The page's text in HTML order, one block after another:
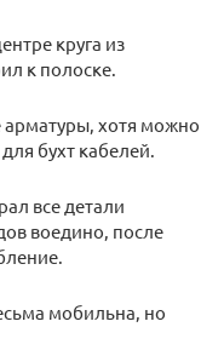
круга из
к полоске.
арматуры, хотя можно
бухт кабелей.
все детали
воедино, после
мобильна, но